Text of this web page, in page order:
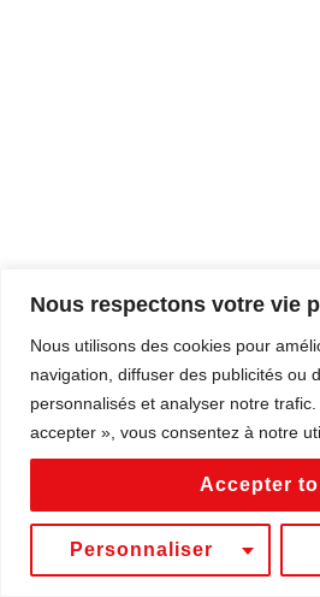
Nous respectons votre vie
Nous utilisons des cookies pour
navigation, diffuser des publicités ou
personnalisés et analyser notre
accepter », vous consentez à notre
Personnaliser
Accepter